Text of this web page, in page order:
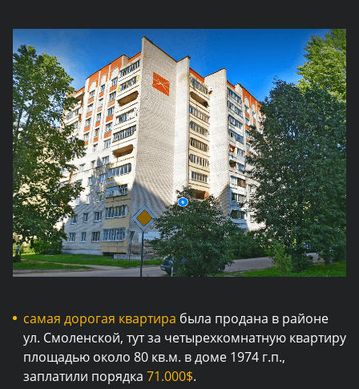
самая дорогая квартира была продана в районе
ул. Смоленской, тут за четырехкомнатную квартиру
площадью около 80 кв.м. в доме 1974 г.п.,
заплатили порядка 71.000$.